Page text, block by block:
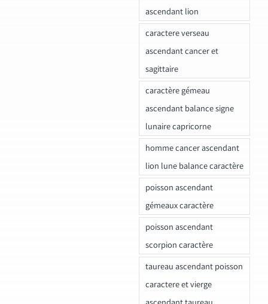
ascendant lion
caractere verseau
ascendant cancer et
sagittaire
caractère gémeau
ascendant balance signe
lunaire capricorne
homme cancer ascendant
lion lune balance caractère
poisson ascendant
gémeaux caractère
poisson ascendant
scorpion caractère
taureau ascendant poisson
caractere et vierge